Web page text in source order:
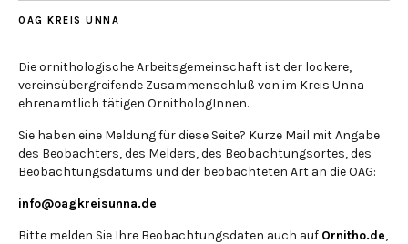
OAG KREIS UNNA
Die ornithologische Arbeitsgemeinschaft ist der lockere,
vereinsübergreifende Zusammenschluß von im Kreis Unna
ehrenamtlich tätigen OrnithologInnen.
Sie haben eine Meldung für diese Seite? Kurze Mail mit Angabe
des Beobachters, des Melders, des Beobachtungsortes, des
Beobachtungsdatums und der beobachteten Art an die OAG:
info@oagkreisunna.de
Bitte melden Sie Ihre Beobachtungsdaten auch auf Ornitho.de,